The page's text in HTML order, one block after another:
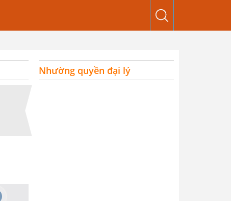
Nhường quyền đại lý